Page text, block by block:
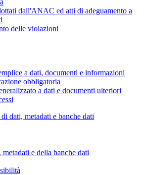
dall'ANAC ed atti di adeguamento a
delle violazioni
a dati, documenti e informazioni
obbligatoria
a dati e documenti ulteriori
dati, metadati e banche dati
e della banche dati